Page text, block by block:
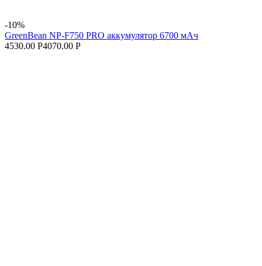
-10%
GreenBean NP-F750 PRO аккумулятор 6700 мАч
4530.00 Р4070.00 Р